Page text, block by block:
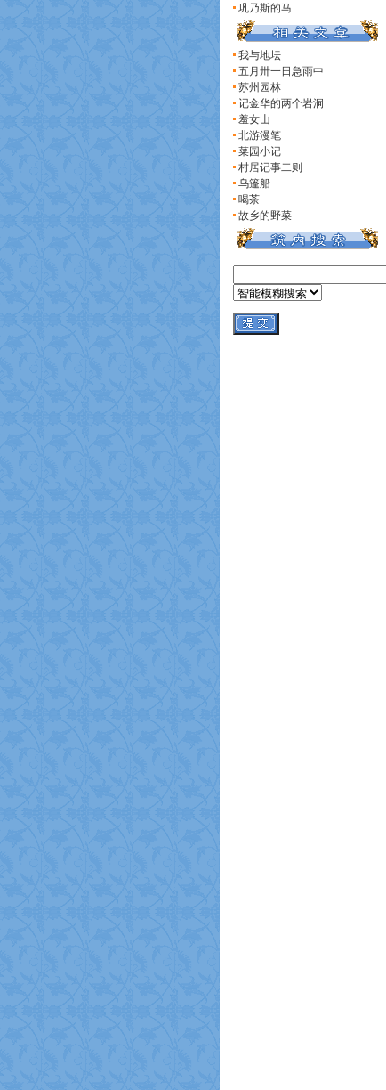
巩乃斯的马
我与地坛
五月卅一日急雨中
苏州园林
记金华的两个岩洞
羞女山
北游漫笔
菜园小记
村居记事二则
乌篷船
喝茶
故乡的野菜